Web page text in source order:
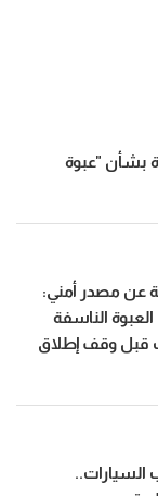
بشأن "عبوة
عن مصدر أمني:
الناسفة
قبل وقف إطلاق
السيارات..